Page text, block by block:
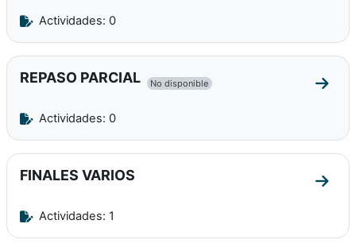
Actividades: 0
REPASO PARCIAL No disponible Ir a
Actividades: 0
FINALES VARIOS
Ir a
Actividades: 1